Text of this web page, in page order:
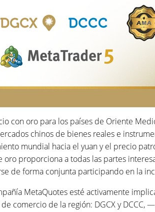
con oro para los países de Oriente
chinos de bienes reales e
mundial hacia el yuan y el precio
proporciona a todas las partes
de forma conjunta participando en la
MetaQuotes esté activamente
comercio de la región: DGCX y DCCC,